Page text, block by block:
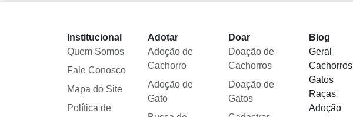
Institucional
Quem Somos
Fale Conosco
Mapa do Site
Política de
Adotar
Adoção de
Cachorro
Adoção de
Gato
Doar
Doação de
Cachorros
Doação de
Gatos
Blog
Geral
Cachorros
Gatos
Raças
Adoção